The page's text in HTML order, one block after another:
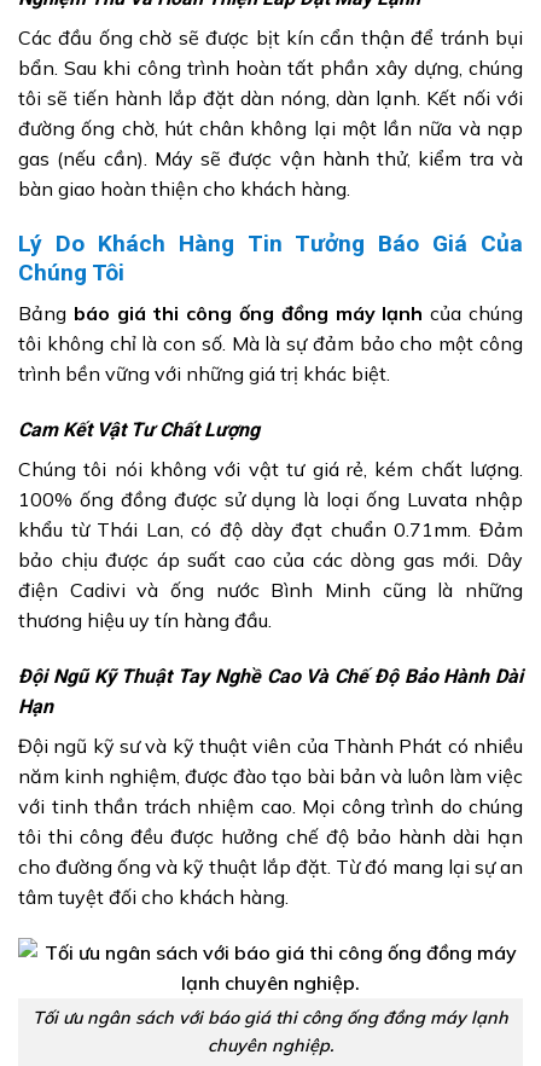
Các đầu ống chờ sẽ được bịt kín cẩn thận để tránh bụi
bẩn. Sau khi công trình hoàn tất phần xây dựng, chúng
tôi sẽ tiến hành lắp đặt dàn nóng, dàn lạnh. Kết nối với
đường ống chờ, hút chân không lại một lần nữa và nạp
gas (nếu cần). Máy sẽ được vận hành thử, kiểm tra và
bàn giao hoàn thiện cho khách hàng.
Lý Do Khách Hàng Tin Tưởng Báo Giá Của
Chúng Tôi
Bảng báo giá thi công ống đồng máy lạnh của chúng
tôi không chỉ là con số. Mà là sự đảm bảo cho một công
trình bền vững với những giá trị khác biệt.
Cam Kết Vật Tư Chất Lượng
Chúng tôi nói không với vật tư giá rẻ, kém chất lượng.
100% ống đồng được sử dụng là loại ống Luvata nhập
khẩu từ Thái Lan, có độ dày đạt chuẩn 0.71mm. Đảm
bảo chịu được áp suất cao của các dòng gas mới. Dây
điện Cadivi và ống nước Bình Minh cũng là những
thương hiệu uy tín hàng đầu.
Đội Ngũ Kỹ Thuật Tay Nghề Cao Và Chế Độ Bảo Hành Dài
Hạn
Đội ngũ kỹ sư và kỹ thuật viên của Thành Phát có nhiều
năm kinh nghiệm, được đào tạo bài bản và luôn làm việc
với tinh thần trách nhiệm cao. Mọi công trình do chúng
tôi thi công đều được hưởng chế độ bảo hành dài hạn
cho đường ống và kỹ thuật lắp đặt. Từ đó mang lại sự an
tâm tuyệt đối cho khách hàng.
Tối ưu ngân sách với báo giá thi công ống đồng máy lạnh
chuyên nghiệp.